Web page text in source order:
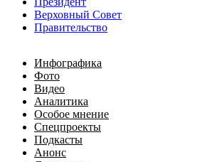
Верховный Совет
Правительство
Инфографика
Фото
Видео
Аналитика
Особое мнение
Спецпроекты
Подкасты
Анонс